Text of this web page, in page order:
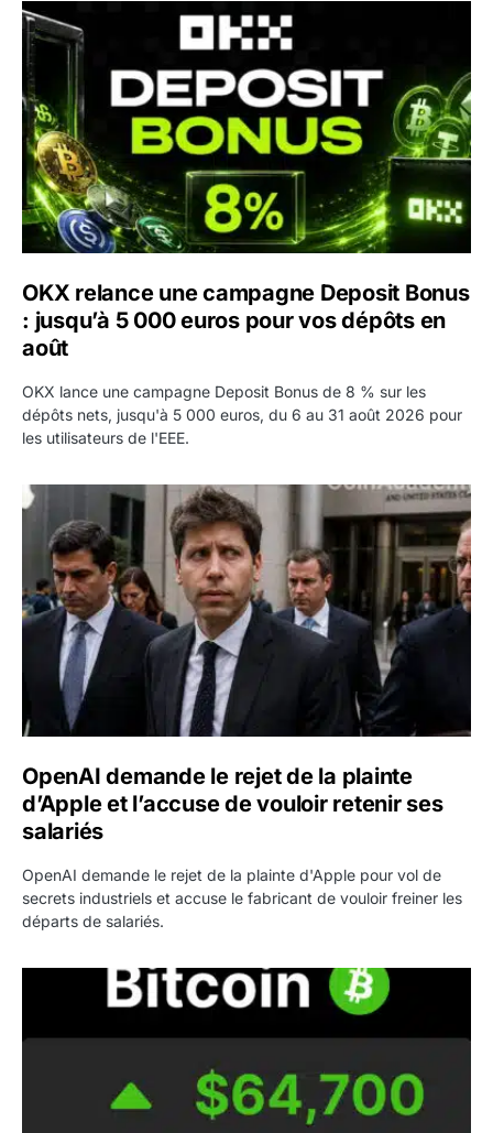
OKX relance une campagne Deposit Bonus : jusqu’à 5
OKX relance une campagne Deposit Bonus
: jusqu’à 5 000 euros pour vos dépôts en
août
OKX lance une campagne Deposit Bonus de 8 % sur les
dépôts nets, jusqu'à 5 000 euros, du 6 au 31 août 2026 pour
les utilisateurs de l'EEE.
OpenAI demande le rejet de la plainte d’Apple et
OpenAI demande le rejet de la plainte
d’Apple et l’accuse de vouloir retenir ses
salariés
OpenAI demande le rejet de la plainte d'Apple pour vol de
secrets industriels et accuse le fabricant de vouloir freiner les
départs de salariés.
Bitcoin grimpe au-dessus de 64 000 dollars avant